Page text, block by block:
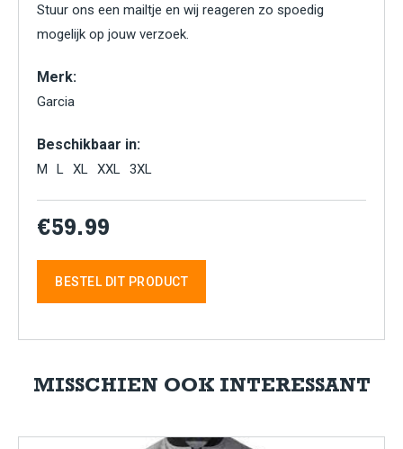
Stuur ons een mailtje en wij reageren zo spoedig
mogelijk op jouw verzoek.
Merk:
Garcia
Beschikbaar in:
M L XL XXL 3XL
€59.99
BESTEL DIT PRODUCT
MISSCHIEN OOK INTERESSANT